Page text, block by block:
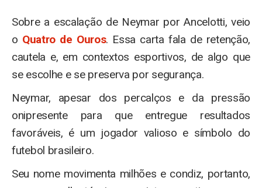
Sobre a escalação de Neymar por Ancelotti, veio
o Quatro de Ouros. Essa carta fala de retenção,
cautela e, em contextos esportivos, de algo que
se escolhe e se preserva por segurança.
Neymar, apesar dos percalços e da pressão
onipresente para que entregue resultados
favoráveis, é um jogador valioso e símbolo do
futebol brasileiro.
Seu nome movimenta milhões e condiz, portanto,